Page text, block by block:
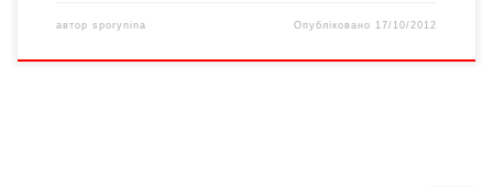
автор sporynina Опубліковано 17/10/2012